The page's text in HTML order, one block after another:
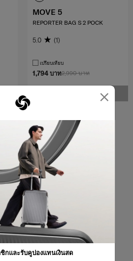
×
กและรับคูปองแทนเงินสด
2,990 บาท
1,794 บาท
MOVE 5
REPORTER BAG S 2 POCK
5.0 (1)
เปรียบเทียบ